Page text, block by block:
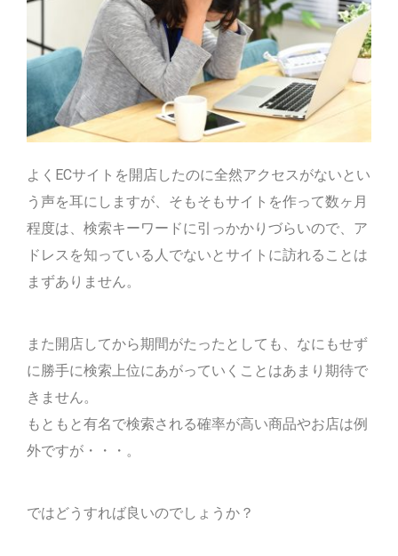
よくECサイトを開店したのに全然アクセスがないとい
う声を耳にしますが、そもそもサイトを作って数ヶ月
程度は、検索キーワードに引っかかりづらいので、ア
ドレスを知っている人でないとサイトに訪れることは
まずありません。
また開店してから期間がたったとしても、なにもせず
に勝手に検索上位にあがっていくことはあまり期待で
きません。
もともと有名で検索される確率が高い商品やお店は例
外ですが・・・。
ではどうすれば良いのでしょうか？